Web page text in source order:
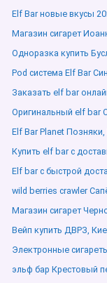
Elf Bar новые вкусы
Магазин сигарет
Одноразка купить
Pod система Elf Bar
Заказать elf bar
Оригинальный elf bar
Elf Bar Planet Позняки,
Купить elf bar с
Elf bar с быстрой
wild berries crawler
Магазин сигарет
Вейп купить ДВРЗ,
Электронные
эльф бар Крестовый